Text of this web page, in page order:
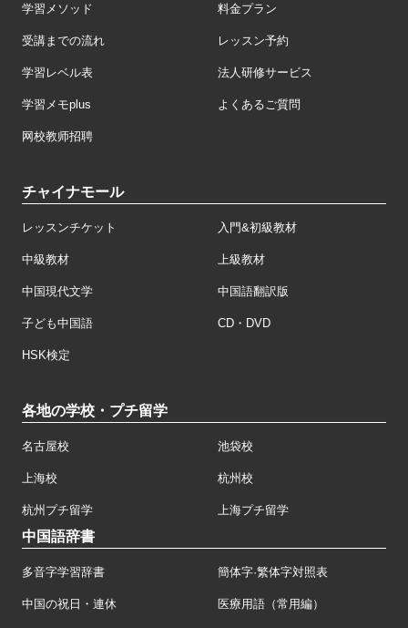
学習メソッド 料金プラン
受講までの流れ レッスン予約
学習レベル表 法人研修サービス
学習メモplus よくあるご質問
网校教师招聘
チャイナモール
レッスンチケット 入門&初級教材
中級教材 上級教材
中国現代文学 中国語翻訳版
子ども中国語 CD・DVD
HSK検定
各地の学校・プチ留学
名古屋校 池袋校
上海校 杭州校
杭州プチ留学 上海プチ留学
中国語辞書
多音字学習辞書 簡体字·繁体字対照表
中国の祝日・連休 医療用語（常用編）